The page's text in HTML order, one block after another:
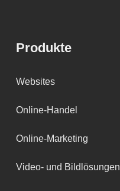
Produkte
Websites
Online-Handel
Online-Marketing
Video- und Bildlösungen